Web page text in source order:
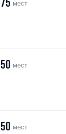
75 мест
50 мест
50 мест